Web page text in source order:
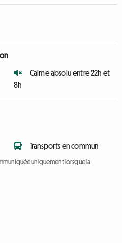
Calme absolu entre 22h et
8h
Transports en commun
uniquement lorsque la